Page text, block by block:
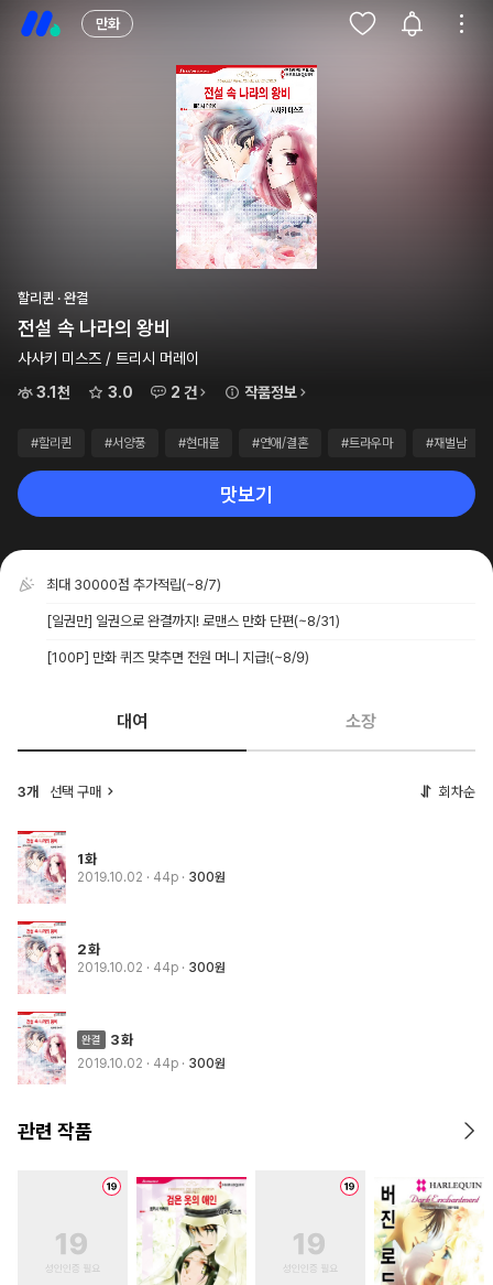
만화
할리퀸 · 완결
전설 속 나라의 왕비
사사키 미스즈 / 트리시 머레이
3.1천
3.0 2 건 작품정보
#할리퀸 #서양풍 #현대물 #연애/결혼 #트라우마 #재벌남
맛보기
최대 30000점 추가적립(~8/7)
[일권만] 일권으로 완결까지! 로맨스 만화 단편(~8/31)
[100P] 만화 퀴즈 맞추면 전원 머니 지급!(~8/9)
대여 소장
3개 선택 구매 회차순
1화
2019.10.02 · 44p 300원
2화
2019.10.02 · 44p 300원
3화
2019.10.02 · 44p 300원
관련 작품